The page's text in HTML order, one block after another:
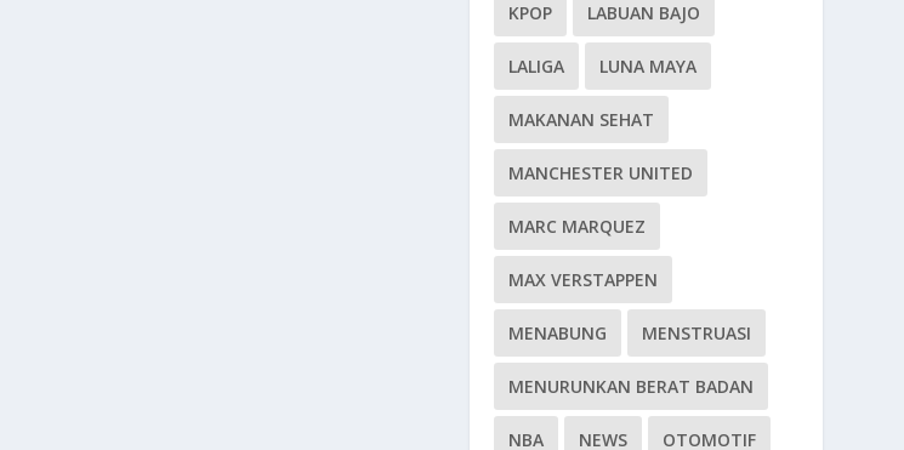
KPOP LABUAN BAJO
LALIGA LUNA MAYA
MAKANAN SEHAT
MANCHESTER UNITED
MARC MARQUEZ
MAX VERSTAPPEN
MENABUNG MENSTRUASI
MENURUNKAN BERAT BADAN
NBA NEWS OTOMOTIF